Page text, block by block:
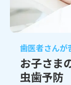
歯医者さんが
お子さま
虫歯予防